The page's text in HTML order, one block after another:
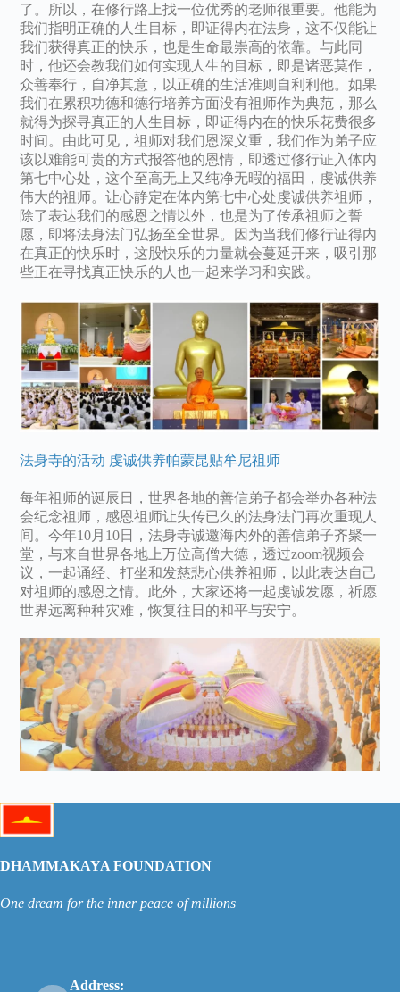
了。所以，在修行路上找一位优秀的老师很重要。他能为
我们指明正确的人生目标，即证得内在法身，这不仅能让
我们获得真正的快乐，也是生命最崇高的依靠。与此同
时，他还会教我们如何实现人生的目标，即是诸恶莫作，
众善奉行，自净其意，以正确的生活准则自利利他。如果
我们在累积功德和德行培养方面没有祖师作为典范，那么
就得为探寻真正的人生目标，即证得内在的快乐花费很多
时间。由此可见，祖师对我们恩深义重，我们作为弟子应
该以难能可贵的方式报答他的恩情，即透过修行证入体内
第七中心处，这个至高无上又纯净无暇的福田，虔诚供养
伟大的祖师。让心静定在体内第七中心处虔诚供养祖师，
除了表达我们的感恩之情以外，也是为了传承祖师之誓
愿，即将法身法门弘扬至全世界。因为当我们修行证得内
在真正的快乐时，这股快乐的力量就会蔓延开来，吸引那
些正在寻找真正快乐的人也一起来学习和实践。
法身寺的活动 虔诚供养帕蒙昆贴牟尼祖师
每年祖师的诞辰日，世界各地的善信弟子都会举办各种法
会纪念祖师，感恩祖师让失传已久的法身法门再次重现人
间。今年10月10日，法身寺诚邀海内外的善信弟子齐聚一
堂，与来自世界各地上万位高僧大德，透过zoom视频会
议，一起诵经、打坐和发慈悲心供养祖师，以此表达自己
对祖师的感恩之情。此外，大家还将一起虔诚发愿，祈愿
世界远离种种灾难，恢复往日的和平与安宁。
DHAMMAKAYA FOUNDATION
One dream for the inner peace of millions
Address: